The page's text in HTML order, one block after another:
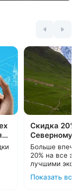
Скидка
Северному
Больше
20% на все
лучшими
Кавминвод.
самые
Подробнее
С теплом и
Показать все